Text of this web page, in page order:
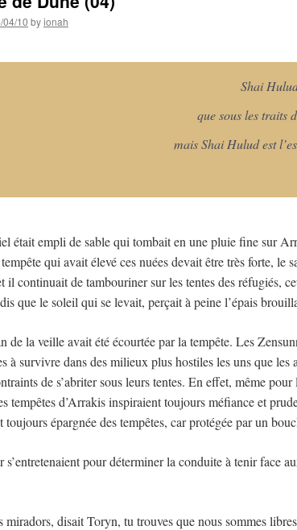
04/10 byionah
Shai
que sous les traits
mais Shai Hulud est
était empli de sable qui tombait en une pluie fine sur
qui avait élevé ces nuées devait être très forte, le
il continuait de tambouriner sur les tentes des réfugiés,
que le soleil qui se levait, perçait à peine l’épais
de la veille avait été écourtée par la tempête. Les
à survivre dans des milieux plus hostiles les uns que les
de s’abriter sous leurs tentes. En effet, même
tempêtes d’Arrakis inspiraient toujours méfiance et
toujours épargnée des tempêtes, car protégée par un
s’entretenaient pour déterminer la conduite à tenir face
miradors, disait Toryn, tu trouves que nous sommes